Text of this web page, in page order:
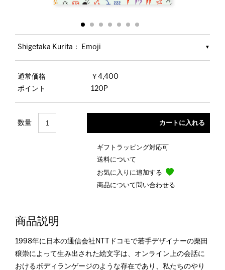
Shigetaka Kurita： Emoji
通常価格
￥4,400
ポイント
120P
数量
ギフトラッピング対応可
送料について
お気に入りに追加する
商品について問い合わせる
商品説明
1998年に日本の通信会社NTTドコモで若手デザイナーの栗田
穣崇によって生み出された絵文字は、オンライン上の会話に
おけるボディランゲージのような存在であり、私たちのやり